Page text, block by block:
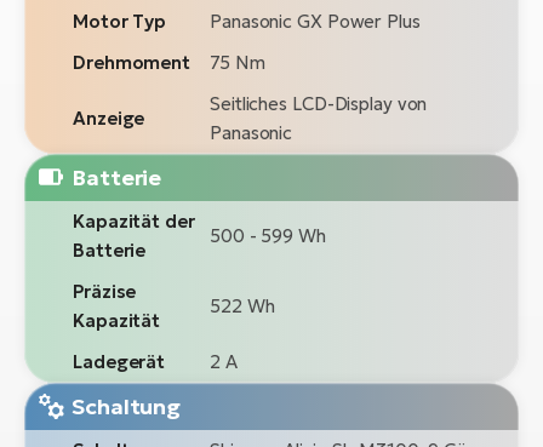
Motor Typ
Panasonic GX Power Plus
Drehmoment
75 Nm
Anzeige
Seitliches LCD-Display von
Panasonic
Batterie
Kapazität der
Batterie
500 - 599 Wh
Präzise
Kapazität
522 Wh
Ladegerät 2 A
Schaltung